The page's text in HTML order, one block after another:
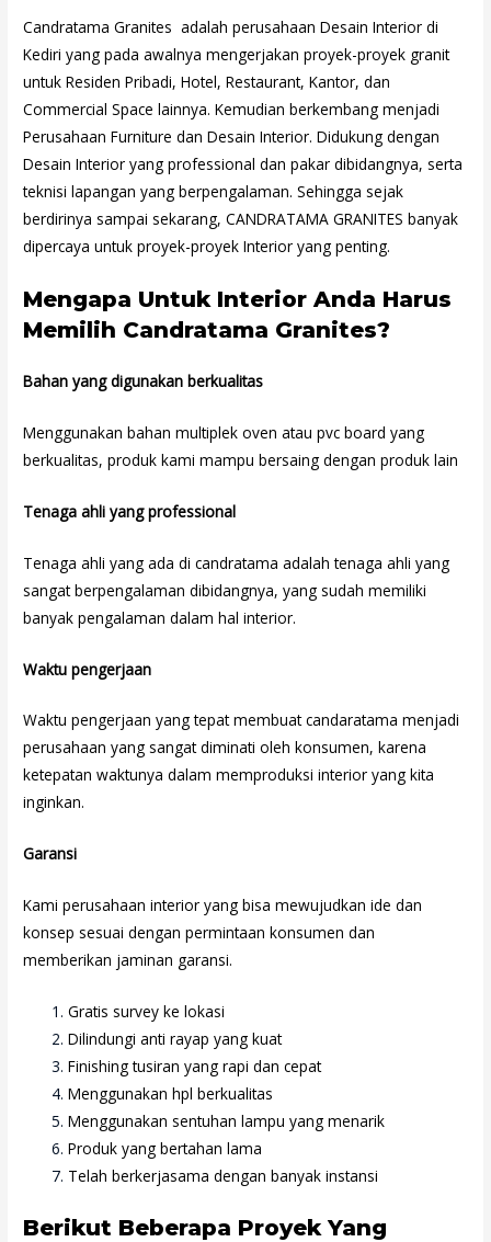
Candratama Granites adalah perusahaan Desain Interior di
Kediri yang pada awalnya mengerjakan proyek-proyek granit
untuk Residen Pribadi, Hotel, Restaurant, Kantor, dan
Commercial Space lainnya. Kemudian berkembang menjadi
Perusahaan Furniture dan Desain Interior. Didukung dengan
Desain Interior yang professional dan pakar dibidangnya, serta
teknisi lapangan yang berpengalaman. Sehingga sejak
berdirinya sampai sekarang, CANDRATAMA GRANITES banyak
dipercaya untuk proyek-proyek Interior yang penting.
Mengapa Untuk Interior Anda Harus
Memilih Candratama Granites?
Bahan yang digunakan berkualitas
Menggunakan bahan multiplek oven atau pvc board yang
berkualitas, produk kami mampu bersaing dengan produk lain
Tenaga ahli yang professional
Tenaga ahli yang ada di candratama adalah tenaga ahli yang
sangat berpengalaman dibidangnya, yang sudah memiliki
banyak pengalaman dalam hal interior.
Waktu pengerjaan
Waktu pengerjaan yang tepat membuat candaratama menjadi
perusahaan yang sangat diminati oleh konsumen, karena
ketepatan waktunya dalam memproduksi interior yang kita
inginkan.
Garansi
Kami perusahaan interior yang bisa mewujudkan ide dan
konsep sesuai dengan permintaan konsumen dan
memberikan jaminan garansi.
Gratis survey ke lokasi
Dilindungi anti rayap yang kuat
Finishing tusiran yang rapi dan cepat
Menggunakan hpl berkualitas
Menggunakan sentuhan lampu yang menarik
Produk yang bertahan lama
Telah berkerjasama dengan banyak instansi
Berikut Beberapa Proyek Yang